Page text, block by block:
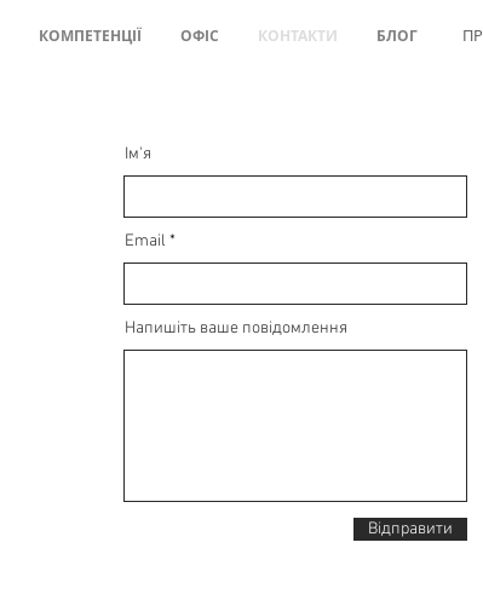
КОМПЕТЕНЦІЇ ОФІС КОНТАКТИ БЛОГ
Ім'я
Email
Напишіть ваше повідомлення
Відправити